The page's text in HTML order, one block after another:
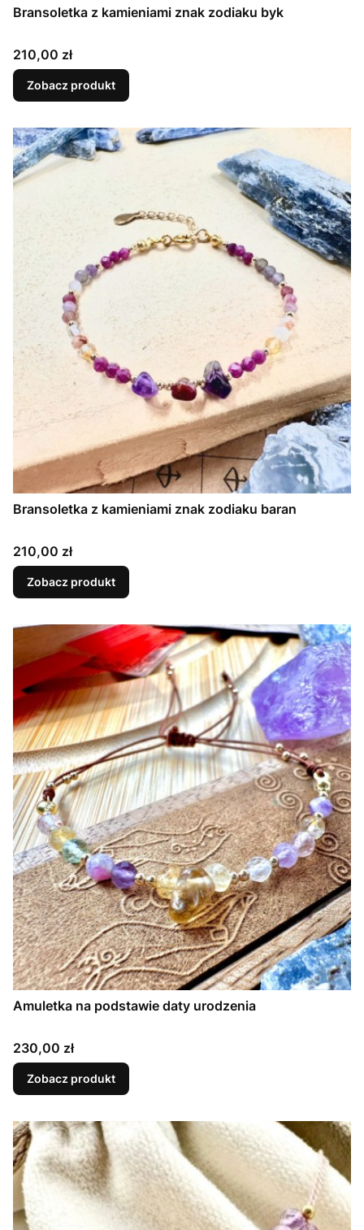
Bransoletka z kamieniami znak zodiaku byk
Cena
210,00 zł
Zobacz produkt
Bransoletka z kamieniami znak zodiaku baran
Cena
210,00 zł
Zobacz produkt
Amuletka na podstawie daty urodzenia
Cena
230,00 zł
Zobacz produkt